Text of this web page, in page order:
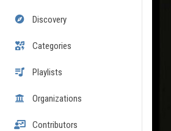
Discovery
Categories
Playlists
Organizations
Contributors